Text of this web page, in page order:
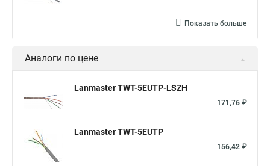
Показать больше
Аналоги по цене
Lanmaster TWT-5EUTP-LSZH
171,76 ₽
Lanmaster TWT-5EUTP
156,42 ₽